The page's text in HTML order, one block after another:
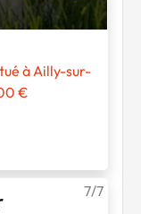
à Ailly-sur-
€
7/7